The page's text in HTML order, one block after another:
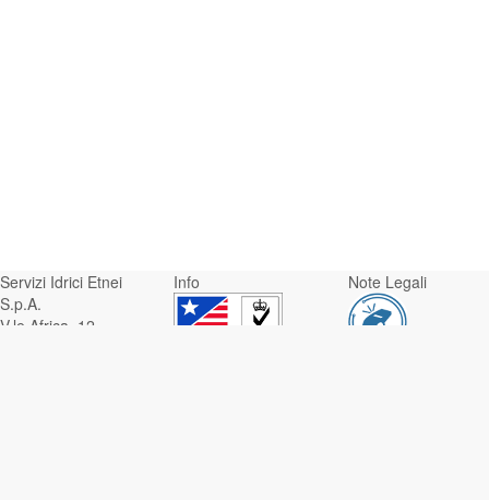
Servizi Idrici Etnei
S.p.A.
V.le Africa, 12 -
Info Note Legali